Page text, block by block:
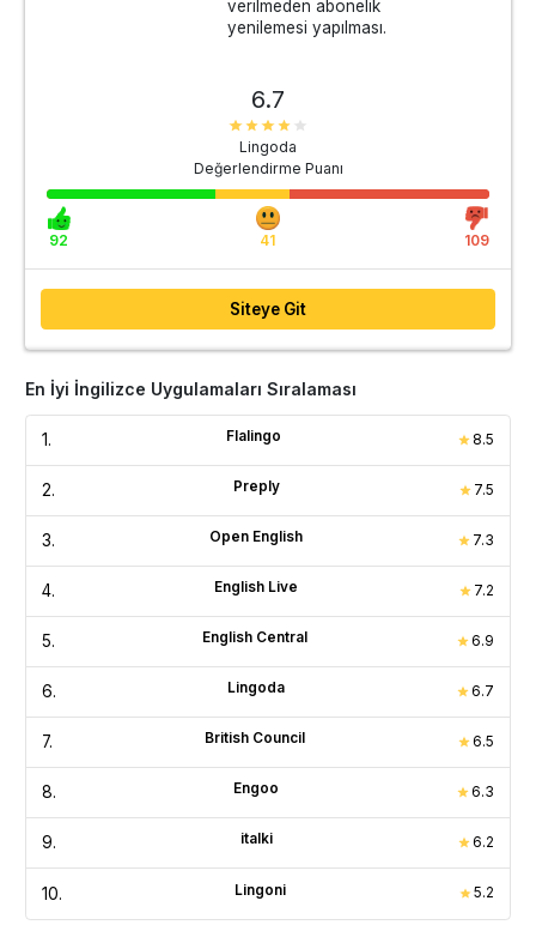
verilmeden abonelik
yenilemesi yapılması.
6.7
Lingoda
Değerlendirme Puanı
92 41 109
Siteye Git
Daha fazla bilgi
En İyi İngilizce Uygulamaları Sıralaması
1. Flalingo 8.5
2. Preply 7.5
3. Open English 7.3
4. English Live 7.2
5. English Central 6.9
6. Lingoda 6.7
7. British Council 6.5
8. Engoo 6.3
9. italki 6.2
10. Lingoni 5.2